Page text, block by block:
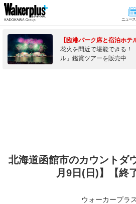
ニュース
【臨港パーク席と宿泊ホテ
花火を間近で堪能できる！
ル」鑑賞ツアーを販売中
北海道函館市のカウントダ
月9日(日)】【終
ウォーカープラ